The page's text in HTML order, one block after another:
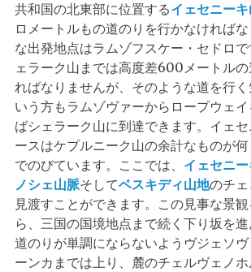
共和国の北東部に位置するイェセニー
ロメートルもの道のりを行かなければ
な出発地点はラムゾフスケー・セドロ
ェラーク山までは高度差600メートル
ればなりませんが、そのような道を行
いう方もラムゾヴァーからロープウェ
ばシェラーク山に到達できます。イェ
ースはケプルニーク山の余計なものが
でのびています。ここでは、 イェセニ
ノシェ山脈そしてベスキディ山地のチ
見渡すことができます。この見事な景
ら、三国の国境地点まで続く下り坂を進
道のりが単調にならないようヴジェソ
ーンカまでは上り、麓のチェルヴェノ